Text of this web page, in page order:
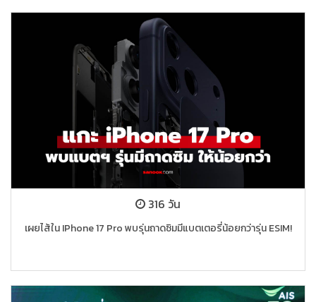
316 วัน
เผยไส้ใน IPhone 17 Pro พบรุ่นถาดซิมมีแบตเตอรี่น้อยกว่ารุ่น ESIM!